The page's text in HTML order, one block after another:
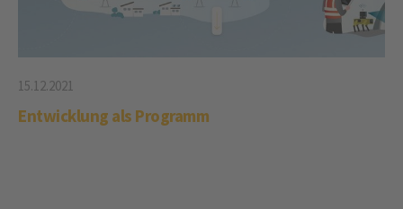
15.12.2021
Entwicklung als Programm